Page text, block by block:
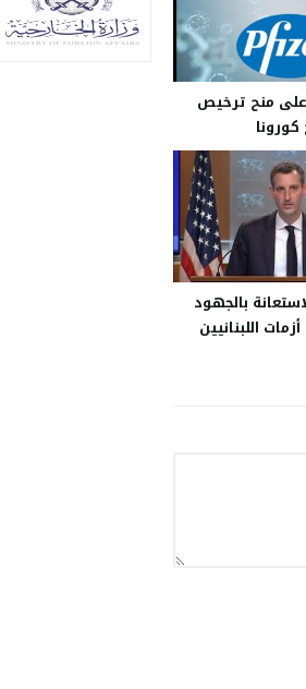
منح ترخيص
بالجهود
اللبنانيين